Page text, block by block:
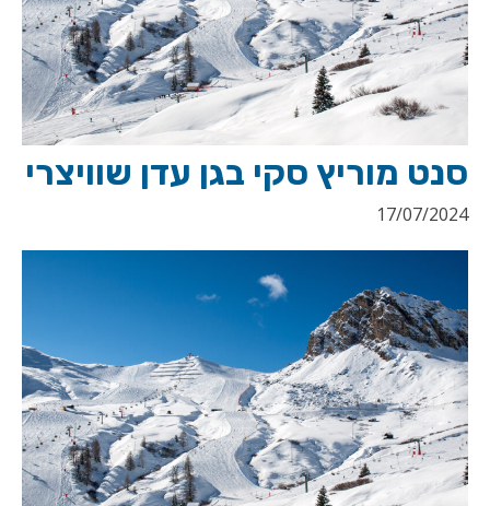
סנט מוריץ סקי בגן עדן שוויצרי
17/07/2024